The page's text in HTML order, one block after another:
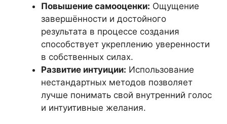
Повышение самооценки: Ощущение
завершённости и достойного
результата в процессе создания
способствует укреплению уверенности
в собственных силах.
Развитие интуиции: Использование
нестандартных методов позволяет
лучше понимать свой внутренний голос
и интуитивные желания.